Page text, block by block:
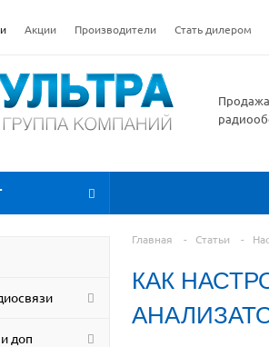
Акции Производители Стать дилером
Продажа
доп
Главная - Статьи -
КАК